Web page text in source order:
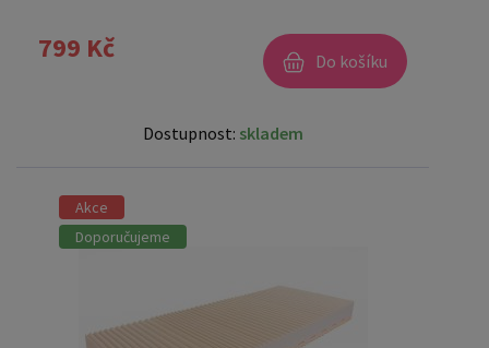
799 Kč Do košíku
Dostupnost: skladem
Akce
Doporučujeme